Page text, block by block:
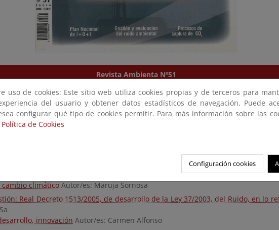
Revista Ambienta Nº51
sobre cambio climático
Autor/es: Redacción Ambienta
climáticoAutor/es: Maruja Sornosa
Real Decreto 1513/2005, de desarrollo de la Ley 37/2003, del Ruido, en lo
innovación Autor/es: Carmen Alfonso
uso de cookies: Este sitio web utiliza cookies propias y de terceros para
del usuario y obtener datos estadísticos de navegación. Puede
configurar qué tipo de cookies permitir. Para más información sobre las
Política de Cookies
Configuración cookies